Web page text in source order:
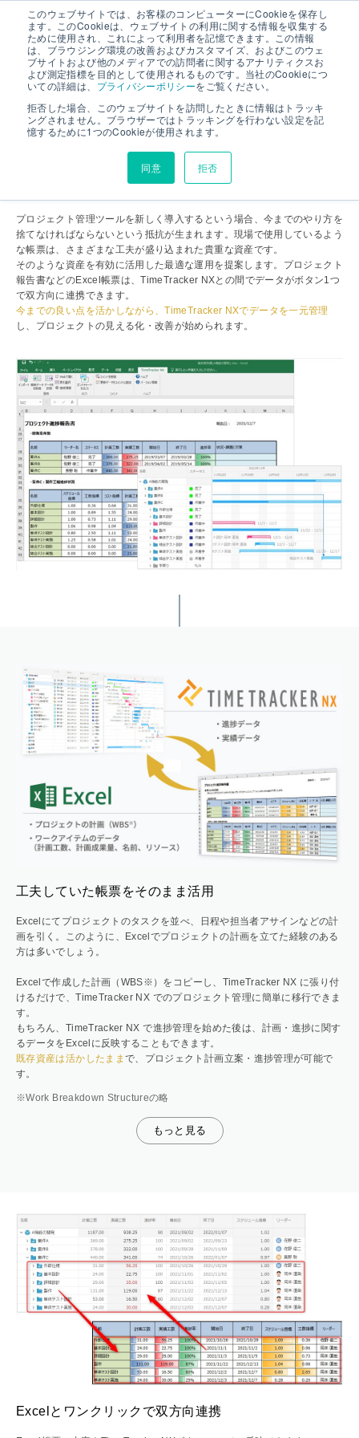
このウェブサイトでは、お客様のコンピューターにCookieを保存し
ます。このCookieは、ウェブサイトの利用に関する情報を収集する
ために使用され、これによって利用者を記憶できます。この情報
は、ブラウジング環境の改善およびカスタマイズ、およびこのウェ
ブサイトおよび他のメディアでの訪問者に関するアナリティクスお
よび測定指標を目的として使用されるものです。当社のCookieにつ
いての詳細は、 プライバシーポリシーをご覧ください。
拒否した場合、このウェブサイトを訪問したときに情報はトラッキ
ングされません。ブラウザーではトラッキングを行わない設定を記
憶するために1つのCookieが使用されます。
同意 拒否
Excel帳票と簡単連携
今お使いのExcel帳票を資産に。
プロジェクトが見える化でき
プロジェクト管理ツールを新しく導入するという場合、今までのやり方を
捨てなければならないという抵抗が生まれます。現場で使用しているよう
な帳票は、さまざまな工夫が盛り込まれた貴重な資産です。
そのような資産を有効に活用した最適な運用を提案します。プロジェクト
報告書などのExcel帳票は、TimeTracker NXとの間でデータがボタン1つ
で双方向に連携できます。
今までの良い点を活かしながら、TimeTracker NXでデータを一元管理
し、プロジェクトの見える化・改善が始められます。
工夫していた帳票をそのまま活用
Excelにてプロジェクトのタスクを並べ、日程や担当者アサインなどの計
画を引く。このように、Excelでプロジェクトの計画を立てた経験のある
方は多いでしょう。
Excelで作成した計画（WBS※）をコピーし、TimeTracker NX に張り付
けるだけで、TimeTracker NX でのプロジェクト管理に簡単に移行できま
す。
もちろん、TimeTracker NX で進捗管理を始めた後は、計画・進捗に関す
るデータをExcelに反映することもできます。
既存資産は活かしたまま で、プロジェクト計画立案・進捗管理が可能で
す。
Work Breakdown Structureの略
もっと見る
Excelとワンクリックで双方向連携